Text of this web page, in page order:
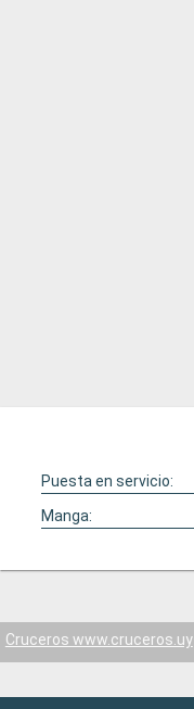
Puesta en servicio:
Manga:
Cruceros www.cruceros.uy